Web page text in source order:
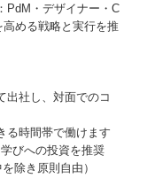
PdM・デザイナー・C
める戦略と実行を推
出社し、対面でのコ
る時間帯で働けます
びへの投資を推奨
除き原則自由）